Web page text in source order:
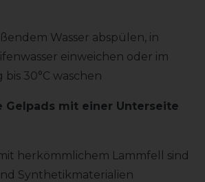
Wasser abspülen, in
einweichen oder im
30°C waschen
Gelpads mit einer Unterseite
herkömmlichem Lammfell sind
Synthetikmaterialien